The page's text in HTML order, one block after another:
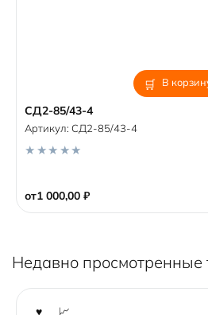
В
СД2-85/43-4
от1 000,00 ₽
Артикул: СД2-85/43-4
u
t
Недавно просмотренные